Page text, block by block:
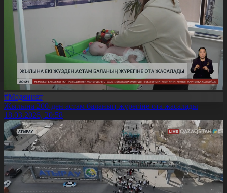
#Мәдениет
Жылына 200-ден астам баланың жүрегіне ота жасалады
18.03.2026, 20:58